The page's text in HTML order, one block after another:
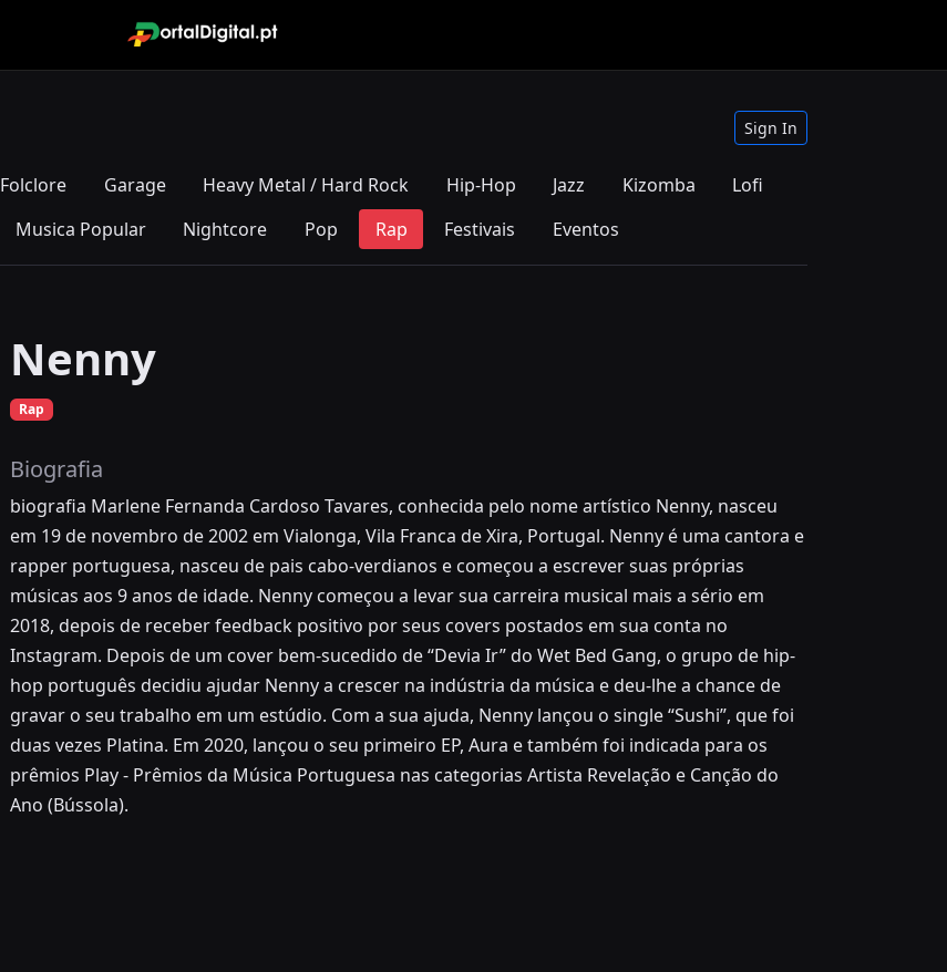
Sign In
Folclore Garage Heavy Metal / Hard Rock Hip-Hop Jazz Kizomba
Lofi
Musica Popular Nightcore Pop Rap Festivais Eventos
Nenny
Rap
Biografia
biografia Marlene Fernanda Cardoso Tavares, conhecida pelo nome artístico Nenny, nasceu
em 19 de novembro de 2002 em Vialonga, Vila Franca de Xira, Portugal. Nenny é uma cantora e
rapper portuguesa, nasceu de pais cabo-verdianos e começou a escrever suas próprias
músicas aos 9 anos de idade. Nenny começou a levar sua carreira musical mais a sério em
2018, depois de receber feedback positivo por seus covers postados em sua conta no
Instagram. Depois de um cover bem-sucedido de “Devia Ir” do Wet Bed Gang, o grupo de hip-
hop português decidiu ajudar Nenny a crescer na indústria da música e deu-lhe a chance de
gravar o seu trabalho em um estúdio. Com a sua ajuda, Nenny lançou o single “Sushi”, que foi
duas vezes Platina. Em 2020, lançou o seu primeiro EP, Aura e também foi indicada para os
prêmios Play - Prêmios da Música Portuguesa nas categorias Artista Revelação e Canção do
Ano (Bússola).